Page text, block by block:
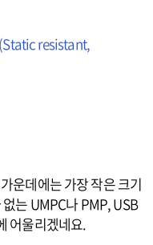
resistant,
운데에는 가장 작은 크기
는 UMPC나 PMP, USB
어울리겠네요.